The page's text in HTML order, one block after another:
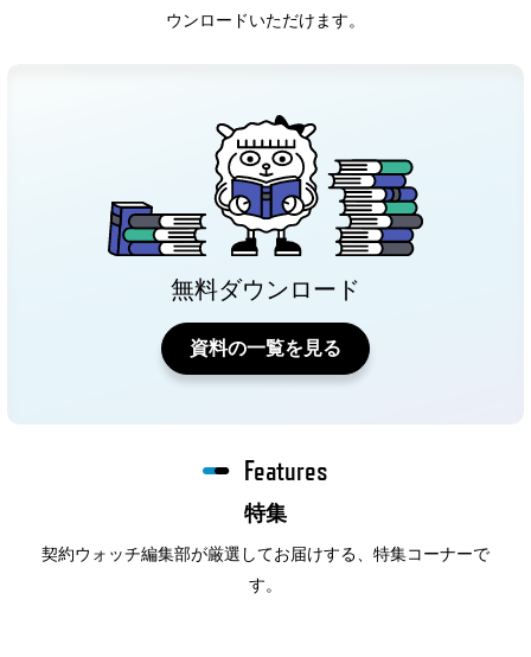
ウンロードいただけます。
無料ダウンロード
資料の一覧を見る
特集
Features
契約ウォッチ編集部が厳選してお届けする、特集コーナーで
す。